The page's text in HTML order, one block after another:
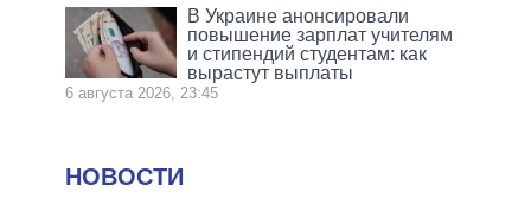
В Украине анонсировали
повышение зарплат учителям
и стипендий студентам: как
вырастут выплаты
6 августа 2026, 23:45
НОВОСТИ